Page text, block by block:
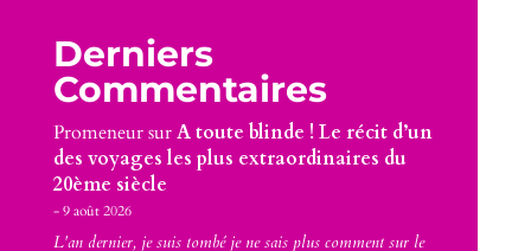
Derniers
Commentaires
PromeneursurA toute blinde ! Le récit d’un
des voyages les plus extraordinaires du
20ème siècle
9 août 2026
L'an dernier, je suis tombé je ne sais plus comment sur le